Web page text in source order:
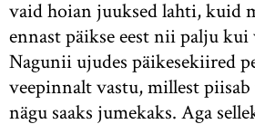
vaid hoian juuksed lahti, kuid
ennast päikse eest nii palju
Nagunii ujudes päikesekiired
veepinnalt vastu, millest
nägu saaks jumekaks. Aga